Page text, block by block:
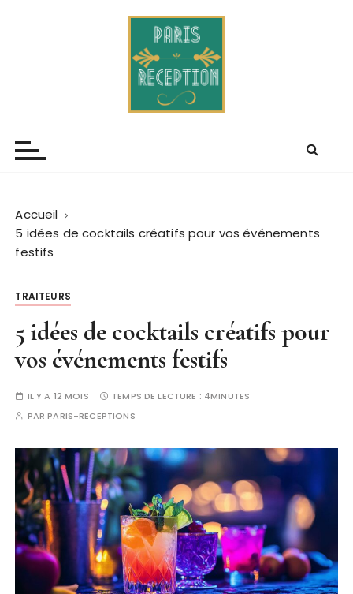
Accueil
5 idées de cocktails créatifs pour vos événements
festifs
TRAITEURS
5 idées de cocktails créatifs pour
vos événements festifs
IL Y A 12 MOIS TEMPS DE LECTURE : 4MINUTES
PARPARIS-RECEPTIONS